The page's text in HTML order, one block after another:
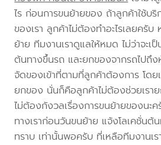
ไร ก่อนการขนย้ายของ ถ้าลูกค้าใช้บริ
ของเรา ลูกค้าไม่ต้องทำอะไรเลยครั
ย้าย ทีมงานเราดูแลให้หมด ไม่ว่าจะ
ต้นทางขึ้นรถ และยกของจากรถไปถึ
จัดของเข้าที่ตามที่ลูกค้าต้องการ โดย
ยกของ นั่นก็คือลูกค้าไม่ต้องช่วยเรา
ไม่ต้องกังวลเรื่องการขนย้ายของนะ
ทางเราก่อนวันขนย้าย แจ้งโลเคชั่นต้น
ทราบ เท่านั้นพอครับ ที่เหลือทีมงานเ